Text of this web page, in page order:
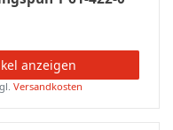
anzeigen
Versandkosten